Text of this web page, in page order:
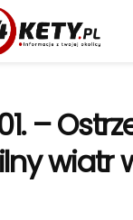
–
wiatr